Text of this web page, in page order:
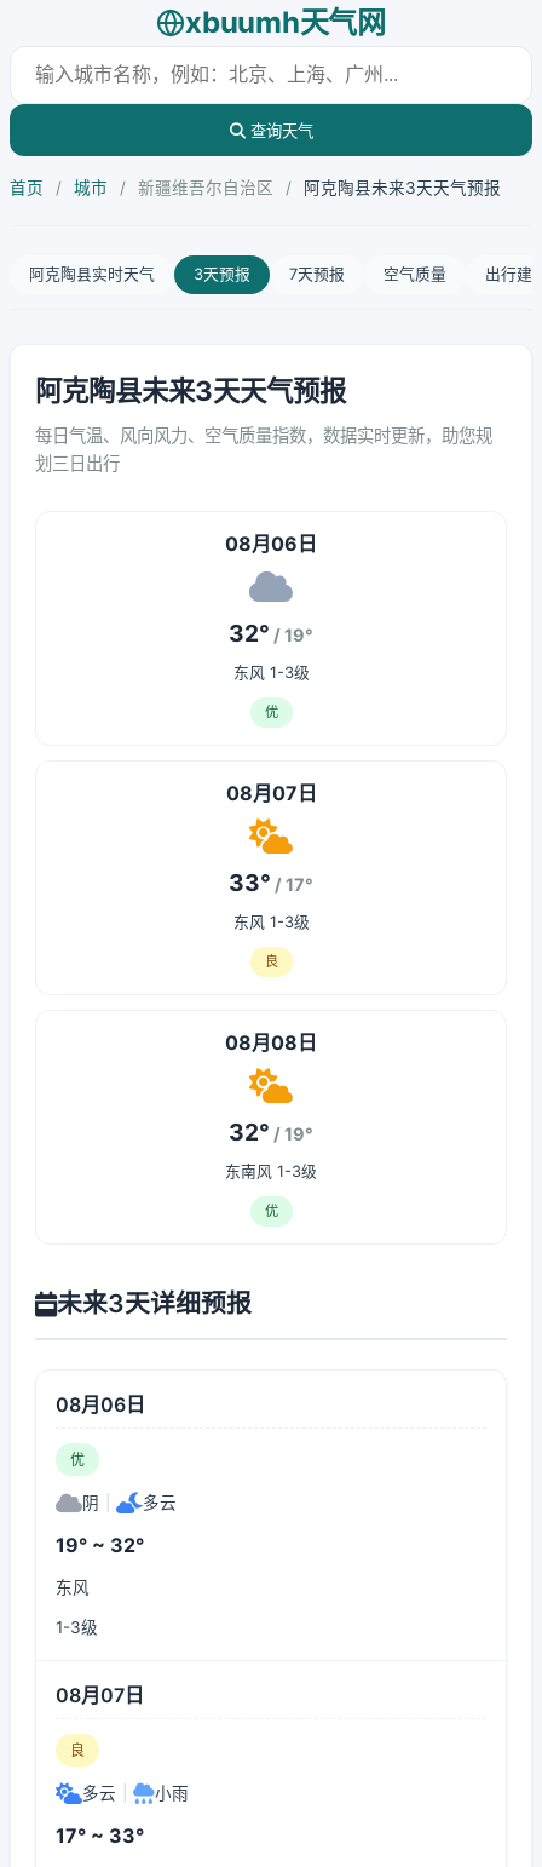
xbuumh天气网
查询天气
首页 / 城市 / 新疆维吾尔自治区 / 阿克陶县未来3天天气预报
阿克陶县实时天气 3天预报 7天预报 空气质量 出行建
阿克陶县未来3天天气预报
每日气温、风向风力、空气质量指数，数据实时更新，助您规
划三日出行
08月06日
32° / 19°
东风 1-3级
优
08月07日
33° / 17°
东风 1-3级
良
08月08日
32° / 19°
东南风 1-3级
优
未来3天详细预报
08月06日
优
阴 多云
19° ~ 32°
东风
1-3级
08月07日
良
多云 小雨
17° ~ 33°